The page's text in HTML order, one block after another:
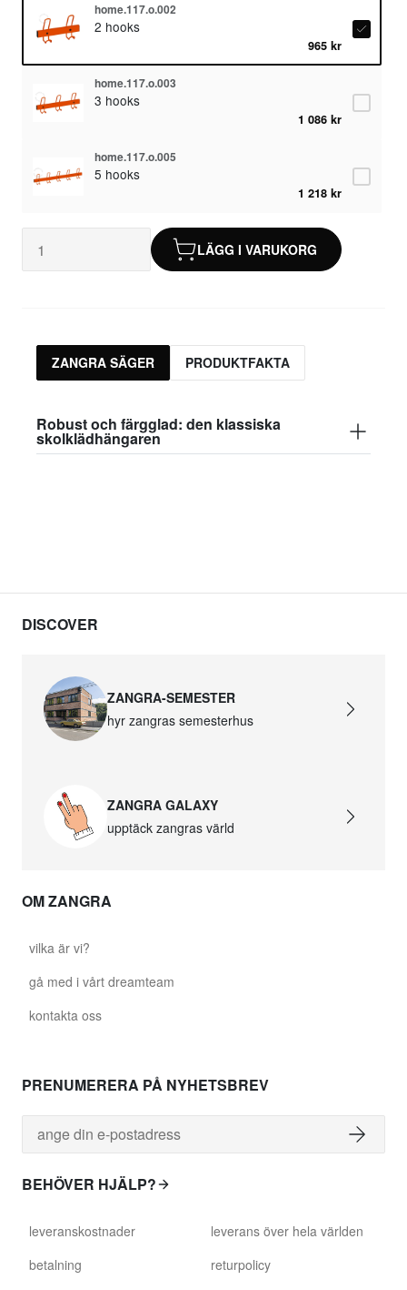
home.117.o.002
2 hooks
965 kr
home.117.o.003
3 hooks
1 086 kr
home.117.o.005
5 hooks
1 218 kr
LÄGG I VARUKORG
ZANGRA SÄGER PRODUKTFAKTA
Robust och färgglad: den klassiska
skolklädhängaren
DISCOVER
ZANGRA-SEMESTER
hyr zangras semesterhus
ZANGRA GALAXY
upptäck zangras värld
OM ZANGRA
vilka är vi?
gå med i vårt dreamteam
kontakta oss
PRENUMERERA PÅ NYHETSBREV
BEHÖVER HJÄLP?
leveranskostnader
betalning
leverans över hela världen
returpolicy